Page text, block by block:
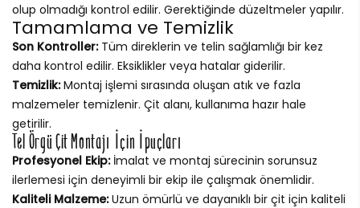
olup olmadığı kontrol edilir. Gerektiğinde düzeltmeler yapılır.
Tamamlama ve Temizlik
Son Kontroller:Tüm direklerin ve telin sağlamlığı bir kez
daha kontrol edilir. Eksiklikler veya hatalar giderilir.
Temizlik:Montaj işlemi sırasında oluşan atık ve fazla
malzemeler temizlenir. Çit alanı, kullanıma hazır hale
getirilir.
Tel Örgü Çit Montajı İçin İpuçları
Profesyonel Ekip:İmalat ve montaj sürecinin sorunsuz
ilerlemesi için deneyimli bir ekip ile çalışmak önemlidir.
Kaliteli Malzeme:Uzun ömürlü ve dayanıklı bir çit için kaliteli